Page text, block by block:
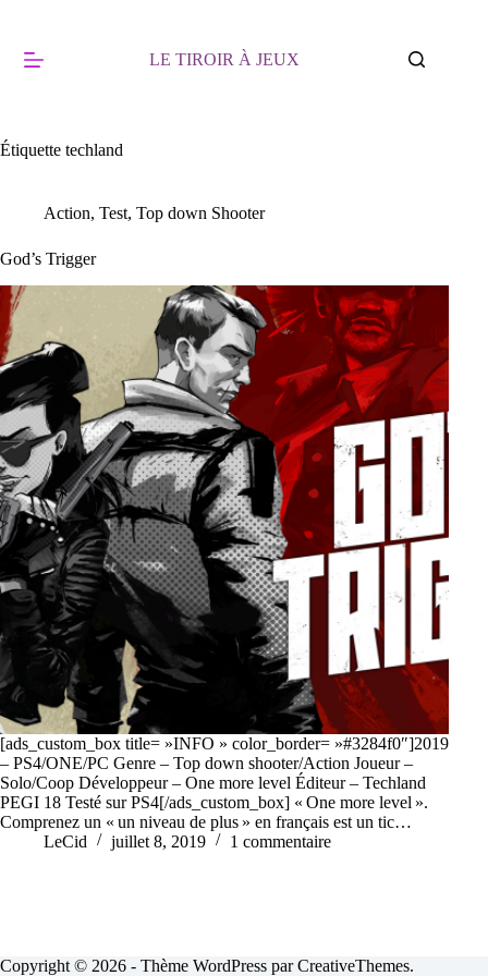
LE TIROIR À JEUX
Étiquette techland
Action, Test, Top down Shooter
God’s Trigger
[ads_custom_box title= »INFO » color_border= »#3284f0″]2019
– PS4/ONE/PC Genre – Top down shooter/Action Joueur –
Solo/Coop Développeur – One more level Éditeur – Techland
PEGI 18 Testé sur PS4[/ads_custom_box] « One more level ».
Comprenez un « un niveau de plus » en français est un tic…
LeCid
juillet 8, 2019 1 commentaire
Copyright © 2026 - Thème WordPress parCreativeThemes.